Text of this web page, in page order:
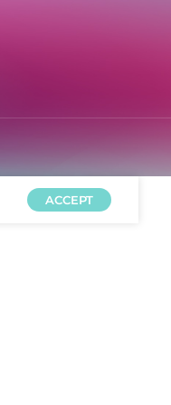
ACCEPT